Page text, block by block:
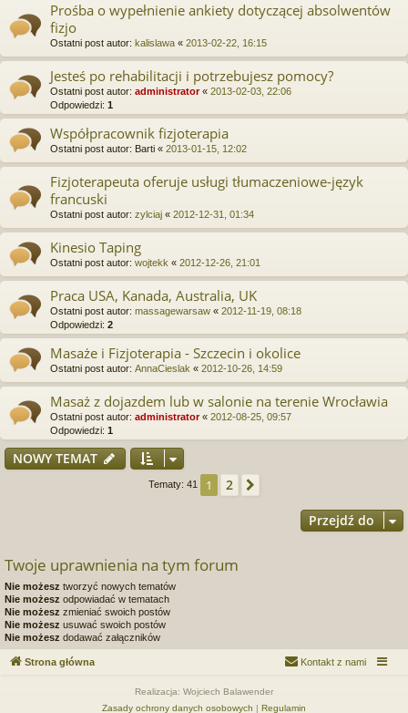
Prośba o wypełnienie ankiety dotyczącej absolwentów
fizjo
Ostatni post autor: kalislawa « 2013-02-22, 16:15
Jesteś po rehabilitacji i potrzebujesz pomocy?
Ostatni post autor: administrator« 2013-02-03, 22:06
Odpowiedzi: 1
Współpracownik fizjoterapia
Ostatni post autor: Barti « 2013-01-15, 12:02
Fizjoterapeuta oferuje usługi tłumaczeniowe-język
francuski
Ostatni post autor: zylciaj « 2012-12-31, 01:34
Kinesio Taping
Ostatni post autor: wojtekk « 2012-12-26, 21:01
Praca USA, Kanada, Australia, UK
Ostatni post autor: massagewarsaw « 2012-11-19, 08:18
Odpowiedzi: 2
Masaże i Fizjoterapia - Szczecin i okolice
Ostatni post autor: AnnaCieslak « 2012-10-26, 14:59
Masaż z dojazdem lub w salonie na terenie Wrocławia
Ostatni post autor: administrator« 2012-08-25, 09:57
Odpowiedzi: 1
NOWY TEMAT
Tematy: 41 1 2
Przejdź do
Twoje uprawnienia na tym forum
Nie możesz tworzyć nowych tematów
Nie możesz odpowiadać w tematach
Nie możesz zmieniać swoich postów
Nie możesz usuwać swoich postów
Nie możesz dodawać załączników
Strona główna Kontakt z nami
Realizacja: Wojciech Balawender
Zasady ochrony danych osobowych | Regulamin